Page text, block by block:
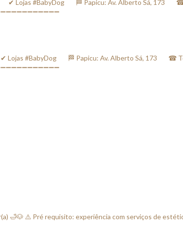
Lojas #BabyDog⠀⠀ 🏁 Papicu: Av. Alberto Sá,
🛁🐶 ⚠️ Pré requisito: experiência com serviços de